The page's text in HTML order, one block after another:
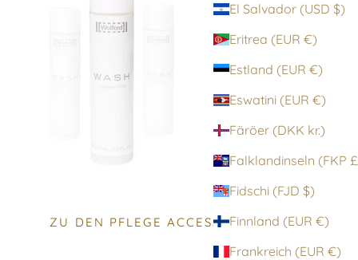
El Salvador (USD $)
Eritrea (EUR €)
Estland (EUR €)
Eswatini (EUR €)
Färöer (DKK kr.)
Fidschi (FJD $)
Finnland (EUR €)
Frankreich (EUR €)
ZU DEN PFLEGE ACCESSOIRES